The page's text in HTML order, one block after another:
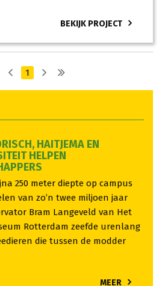
BEKIJK PROJECT
1
HAITJEMA EN
HELPEN
250 meter diepte op campus
van zo’n twee miljoen jaar
Bram Langeveld van Het
Rotterdam zeefde urenlang
die tussen de modder
MEER